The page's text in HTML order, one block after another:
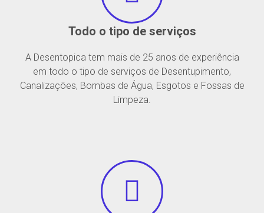
Todo o tipo de serviços
A Desentopica tem mais de 25 anos de experiência
em todo o tipo de serviços de Desentupimento,
Canalizações, Bombas de Água, Esgotos e Fossas de
Limpeza.